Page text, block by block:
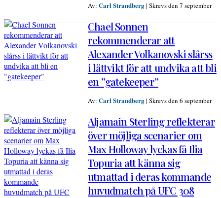
Av: Carl Strandberg| Skrevs den 7 september
Chael Sonnen
rekommenderar att
Alexander Volkanovski slårss
i lättvikt för att undvika att bli
en ”gatekeeper”
Av: Carl Strandberg| Skrevs den 6 september
Aljamain Sterling reflekterar
över möjliga scenarier om
Max Holloway lyckas få Ilia
Topuria att känna sig
utmattad i deras kommande
huvudmatch på UFC 308